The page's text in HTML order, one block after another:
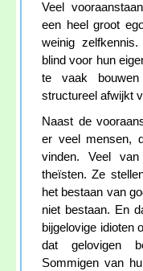
Veel
een heel groot
weinig
blind voor hun
te vaak
structureel afwijkt
Naast de
er veel mensen,
vinden. Veel
theïsten. Ze
het bestaan van
niet bestaan. En
bijgelovige idioten
dat gelovigen
Sommigen van